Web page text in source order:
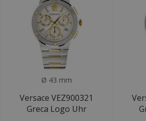
Ø 43 mm
Versace VEZ900321
Greca Logo Uhr